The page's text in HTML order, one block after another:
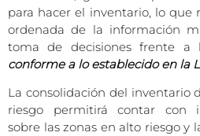
para hacer el inventario, lo que
ordenada de la información
toma de decisiones frente a
conforme a lo establecido en la
La consolidación del inventario
riesgo permitirá contar con
sobre las zonas en alto riesgo y